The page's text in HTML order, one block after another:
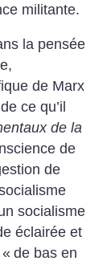
militante.
la pensée
de Marx
ce qu’il
de la
de
de
socialisme
éclairée et
de bas en